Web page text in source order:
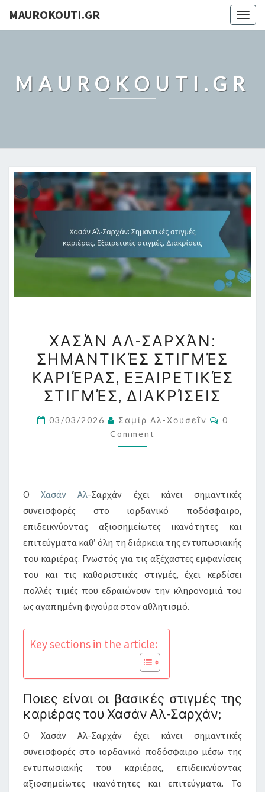
MAUROKOUTI.GR
MAUROKOUTI.GR
ΑΛ-
ΣΑΡΧΆΝ:
ΣΗΜΑΝΤΙΚΈΣ
ΣΤΙΓΜΈΣ
ΕΞΑΙΡΕΤΙΚΈΣ
ΣΤΙΓΜΈΣ,
ΧΑΣΆΝ ΑΛ-ΣΑΡΧΆΝ:
ΣΗΜΑΝΤΙΚΈΣ ΣΤΙΓΜΈΣ
ΚΑΡΙΈΡΑΣ, ΕΞΑΙΡΕΤΙΚΈΣ
ΣΤΙΓΜΈΣ, ΔΙΑΚΡΊΣΕΙΣ
03/03/2026 Σαμίρ Αλ-Χουσεΐν
0
Comment
ΟΧασάν Αλ-Σαρχάν έχει κάνει σημαντικές
συνεισφορές στο ιορδανικό ποδόσφαιρο,
επιδεικνύοντας αξιοσημείωτες ικανότητες και
επιτεύγματα καθ’ όλη τη διάρκεια της εντυπωσιακής
του καριέρας. Γνωστός για τις αξέχαστες εμφανίσεις
του και τις καθοριστικές στιγμές, έχει κερδίσει
πολλές τιμές που εδραιώνουν την κληρονομιά του
ως αγαπημένη φιγούρα στον αθλητισμό.
Key sections in the article:
Ποιες είναι οι βασικές στιγμές της
καριέρας του Χασάν Αλ-Σαρχάν;
Ο Χασάν Αλ-Σαρχάν έχει κάνει σημαντικές
συνεισφορές στο ιορδανικό ποδόσφαιρο μέσω της
εντυπωσιακής του καριέρας, επιδεικνύοντας
αξιοσημείωτες ικανότητες και επιτεύγματα. Το